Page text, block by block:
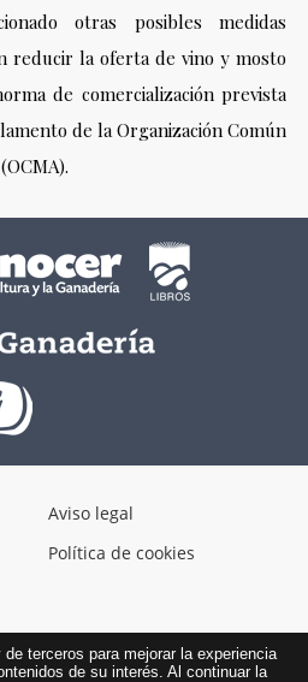
otras posibles medidas
reducir la oferta de vino y mosto
de comercialización prevista
de la Organización Común
Aviso legal
Política de cookies
terceros para mejorar la experiencia
de su interés. Al continuar la